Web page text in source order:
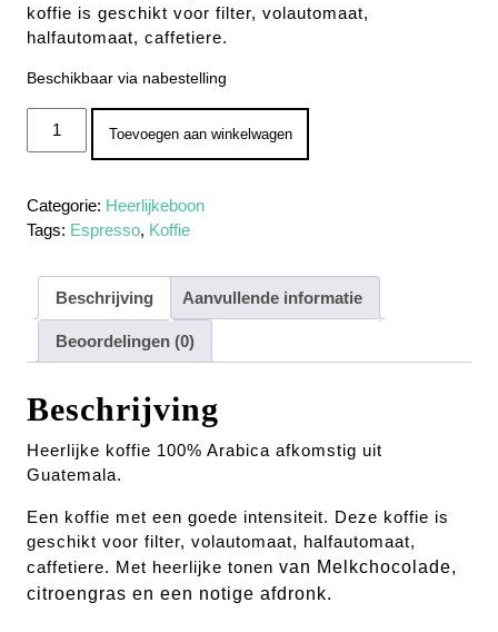
koffie is geschikt voor filter, volautomaat,
halfautomaat, caffetiere.
Beschikbaar via nabestelling
Toevoegen aan winkelwagen
Categorie: Heerlijkeboon
Tags: Espresso, Koffie
Beschrijving Aanvullende informatie
Beoordelingen (0)
Beschrijving
Heerlijke koffie 100% Arabica afkomstig uit
Guatemala.
Een koffie met een goede intensiteit. Deze koffie is
geschikt voor filter, volautomaat, halfautomaat,
caffetiere. Met heerlijke tonen van Melkchocolade,
citroengras en een notige afdronk.